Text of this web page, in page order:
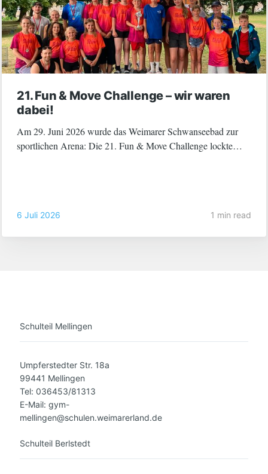
21. Fun & Move Challenge – wir waren
dabei!
Am 29. Juni 2026 wurde das Weimarer Schwanseebad zur
sportlichen Arena: Die 21. Fun & Move Challenge lockte
6 Juli 2026 1 min read
Schulteil Mellingen
Umpferstedter Str. 18a
99441 Mellingen
Tel: 036453/81313
E-Mail: gym-
mellingen@schulen.weimarerland.de
Schulteil Berlstedt